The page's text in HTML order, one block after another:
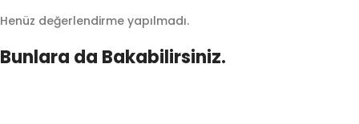
Henüz değerlendirme yapılmadı.
Bunlara da Bakabilirsiniz.